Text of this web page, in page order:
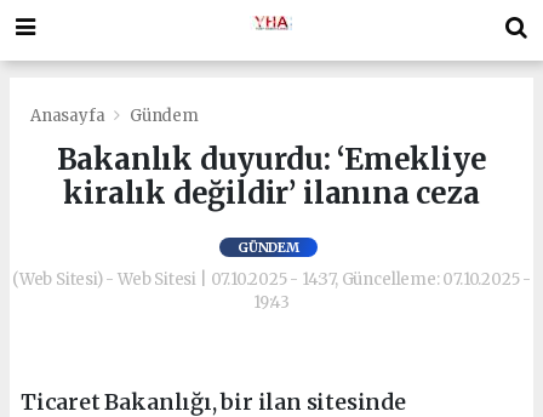
Anasayfa Gündem
Bakanlık duyurdu: ‘Emekliye
kiralık değildir’ ilanına ceza
GÜNDEM
(Web Sitesi) - Web Sitesi | 07.10.2025 - 14:37, Güncelleme: 07.10.2025 -
19:43
Ticaret Bakanlığı, bir ilan sitesinde